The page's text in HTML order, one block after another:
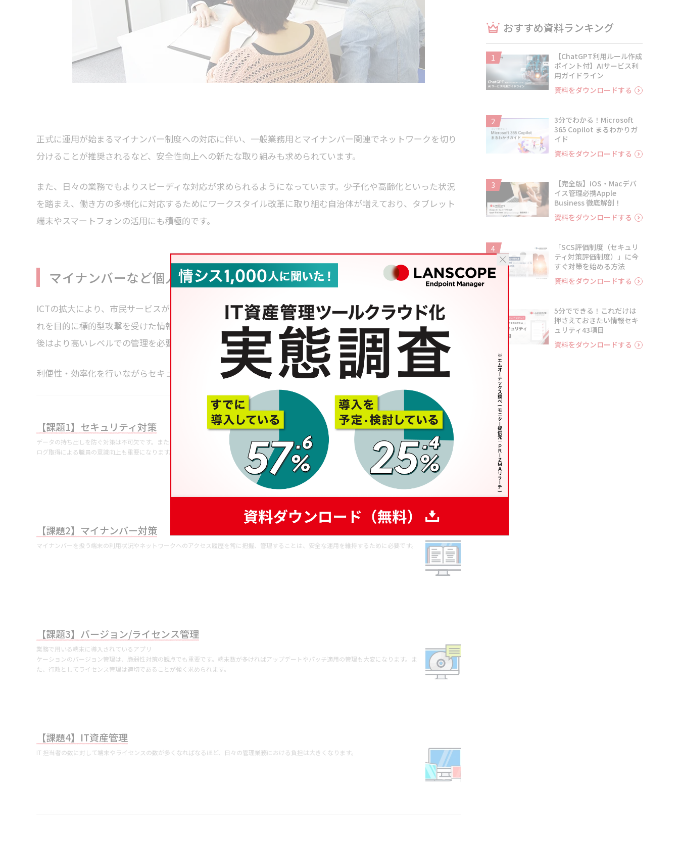
正式に運用が始まるマイナンバー制度への対応に伴い、一般業務用とマイナンバー関連でネットワークを切り
分けることが推奨されるなど、安全性向上への新たな取り組みも求められています。
また、日々の業務でもよりスピーディな対応が求められるようになっています。少子化や高齢化といった状況
を踏まえ、働き方の多様化に対応するためにワークスタイル改革に取り組む自治体が増えており、タブレット
端末やスマートフォンの活用にも積極的です。
マイナンバーなど個人情報とIT 資産の適切な管理
ICTの拡大により、市民サービスが充実し快適になる一方、取り扱う情報量も内容も幅広くなります。昨今、そ
れを目的に標的型攻撃を受けた情報漏えい事故も多発しています。さらにマイナンバー制度の施行により、今
後はより高いレベルでの管理を必要とされます。
利便性・効率化を行いながらセキュアな環境を保つには、様々な課題が山積しています。
【課題1】セキュリティ対策
データの持ち出しを防ぐ対策は不可欠です。また、標的型攻撃を防ぐには不正な端末のネットワークアクセスを遮断することや、PCの操作
ログ取得による職員の意識向上も重要になります。
【課題2】マイナンバー対策
マイナンバーを扱う端末の利用状況やネットワークへのアクセス履歴を常に把握、管理することは、安全な運用を維持するために必要です。
【課題3】バージョン/ライセンス管理
業務で用いる端末に導入されているアプリ
ケーションのバージョン管理は、脆弱性対策の観点でも重要です。端末数が多ければアップデートやパッチ適用の管理も大変になります。ま
た、行政としてライセンス管理は適切であることが強く求められます。
【課題4】IT資産管理
IT 担当者の数に対して端末やライセンスの数が多くなればなるほど、日々の管理業務における負担は大きくなります。
おすすめ資料ランキング
1
【ChatGPT利用ルール作成
ポイント付】AIサービス利
用ガイドライン
資料をダウンロードする
2
3分でわかる！Microsoft
365 Copilot まるわかりガ
イド
資料をダウンロードする
3
【完全版】iOS・Macデバ
イス管理必携Apple
Business 徹底解剖！
資料をダウンロードする
4
「SCS評価制度（セキュリ
ティ対策評価制度）」に今
すぐ対策を始める方法
資料をダウンロードする
5分でできる！これだけは
押さえておきたい情報セキ
ュリティ43項目
資料をダウンロードする